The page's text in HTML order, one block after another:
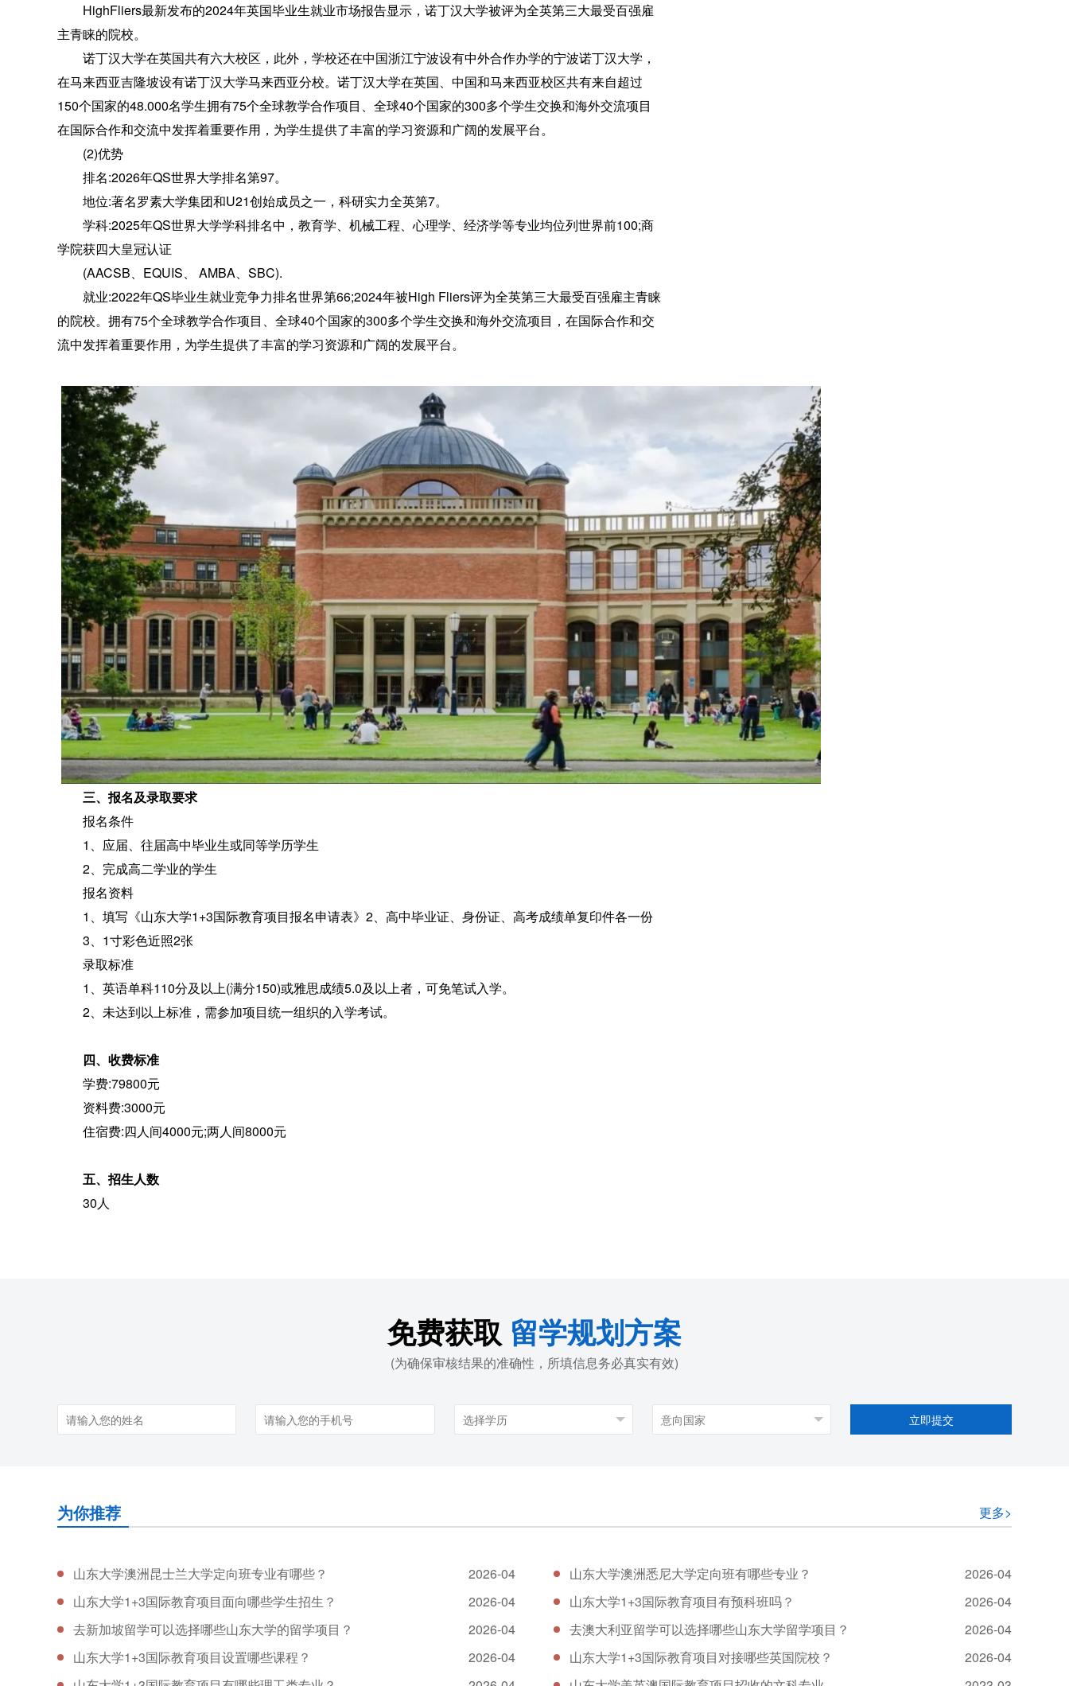
HighFliers最新发布的2024年英国毕业生就业市场报告显示，诺丁汉大学被评为全英第三大最受百强雇
主青睐的院校。
诺丁汉大学在英国共有六大校区，此外，学校还在中国浙江宁波设有中外合作办学的宁波诺丁汉大学，
在马来西亚吉隆坡设有诺丁汉大学马来西亚分校。诺丁汉大学在英国、中国和马来西亚校区共有来自超过
150个国家的48.000名学生拥有75个全球教学合作项目、全球40个国家的300多个学生交换和海外交流项目
在国际合作和交流中发挥着重要作用，为学生提供了丰富的学习资源和广阔的发展平台。
(2)优势
排名:2026年QS世界大学排名第97。
地位:著名罗素大学集团和U21创始成员之一，科研实力全英第7。
学科:2025年QS世界大学学科排名中，教育学、机械工程、心理学、经济学等专业均位列世界前100;商
学院获四大皇冠认证
(AACSB、EQUIS、 AMBA、SBC).
就业:2022年QS毕业生就业竞争力排名世界第66;2024年被High Fliers评为全英第三大最受百强雇主青睐
的院校。拥有75个全球教学合作项目、全球40个国家的300多个学生交换和海外交流项目，在国际合作和交
流中发挥着重要作用，为学生提供了丰富的学习资源和广阔的发展平台。
三、报名及录取要求
报名条件
1、应届、往届高中毕业生或同等学历学生
2、完成高二学业的学生
报名资料
1、填写《山东大学1+3国际教育项目报名申请表》2、高中毕业证、身份证、高考成绩单复印件各一份
3、1寸彩色近照2张
录取标准
1、英语单科110分及以上(满分150)或雅思成绩5.0及以上者，可免笔试入学。
2、未达到以上标准，需参加项目统一组织的入学考试。
四、收费标准
学费:79800元
资料费:3000元
住宿费:四人间4000元;两人间8000元
五、招生人数
30人
免费获取 留学规划方案
(为确保审核结果的准确性，所填信息务必真实有效)
立即提交
为你推荐 更多>
山东大学澳洲昆士兰大学定向班专业有哪些？ 2026-04 山东大学澳洲悉尼大学定向班有哪些专业？
2026-04
山东大学1+3国际教育项目面向哪些学生招生？
2026-04 山东大学1+3国际教育项目有预科班吗？
2026-04
去新加坡留学可以选择哪些山东大学的留学项目？
2026-04 去澳大利亚留学可以选择哪些山东大学留学项目？
2026-04
山东大学1+3国际教育项目设置哪些课程？
2026-04 山东大学1+3国际教育项目对接哪些英国院校？
2026-04